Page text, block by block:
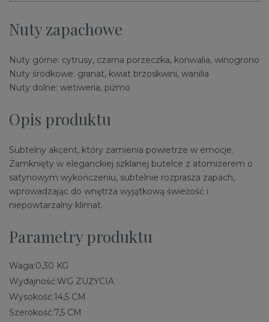
Nuty zapachowe
Nuty górne: cytrusy, czarna porzeczka, konwalia, winogrono
Nuty środkowe: granat, kwiat brzoskwini, wanilia
Nuty dolne: wetiweria, piżmo
Opis produktu
Subtelny akcent, który zamienia powietrze w emocje.
Zamknięty w eleganckiej szklanej butelce z atomizerem o
satynowym wykończeniu, subtelnie rozprasza zapach,
wprowadzając do wnętrza wyjątkową świeżość i
niepowtarzalny klimat.
Parametry produktu
Waga:0,30 KG
Wydajność:WG ZUŻYCIA
Wysokość:14,5 CM
Szerokość:7,5 CM